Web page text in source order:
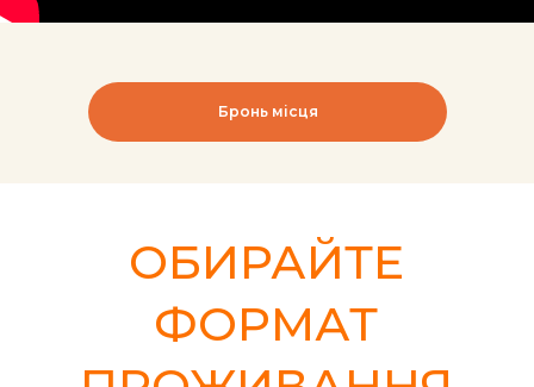
Бронь місця